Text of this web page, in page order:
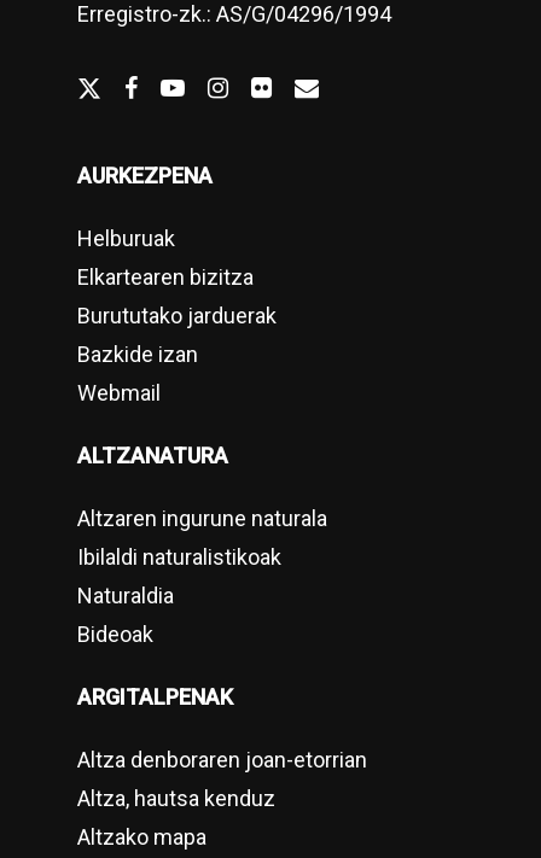
Erregistro-zk.: AS/G/04296/1994
twitterfacebook
youtubeInstagram
flickremail
AURKEZPENA
Helburuak
Elkartearen bizitza
Burututako jarduerak
Bazkide izan
Webmail
ALTZANATURA
Altzaren ingurune naturala
Ibilaldi naturalistikoak
Naturaldia
Bideoak
ARGITALPENAK
Altza denboraren joan-etorrian
Altza, hautsa kenduz
Altzako mapa